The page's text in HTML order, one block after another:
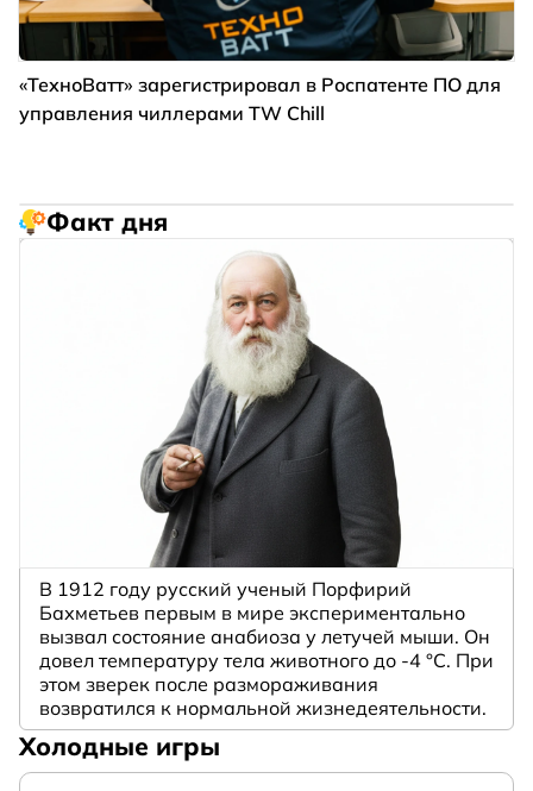
«ТехноВатт» зарегистрировал в Роспатенте ПО для
управления чиллерами TW Chill
Факт дня
В 1912 году русский ученый Порфирий
Бахметьев первым в мире экспериментально
вызвал состояние анабиоза у летучей мыши. Он
довел температуру тела животного до -4 °C. При
этом зверек после размораживания
возвратился к нормальной жизнедеятельности.
Холодные игры